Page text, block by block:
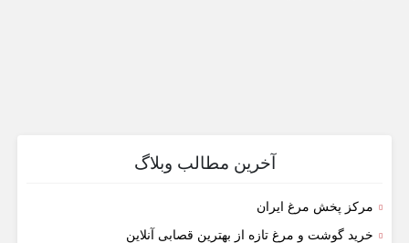
آخرین مطالب وبلاگ
مرکز پخش مرغ ایران
خرید گوشت و مرغ تازه از بهترین قصابی آنلاین